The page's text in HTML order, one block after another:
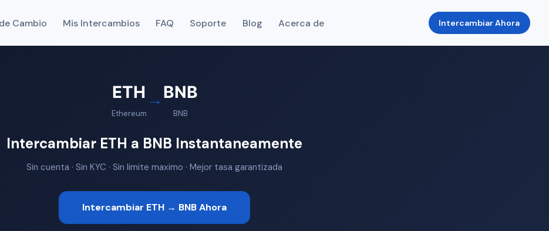
Cambio Mis Intercambios FAQ Soporte Blog Acerca de Intercambiar Ahora
ETH
Ethereum
→BNB
BNB
Intercambiar ETH a BNB Instantaneamente
Sin cuenta · Sin KYC · Sin limite maximo · Mejor tasa garantizada
Intercambiar ETH → BNB Ahora